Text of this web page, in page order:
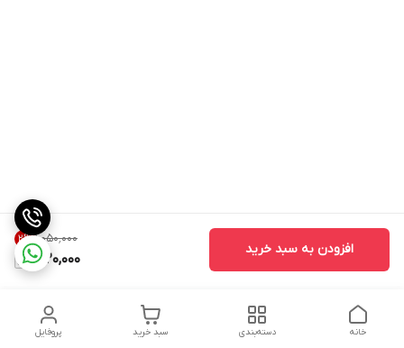
۱٬۰۵۰٬۰۰۰ 2%
1,020,000
افزودن به سبد خرید
پروفایل سبد خرید دسته‌بندی خانه